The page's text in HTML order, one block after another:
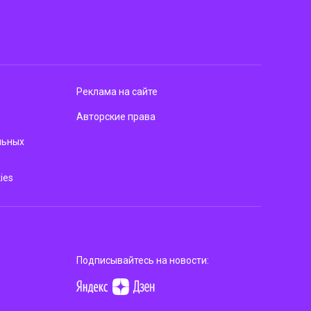
Реклама на сайте
Авторские права
Подписывайтесь на новости: